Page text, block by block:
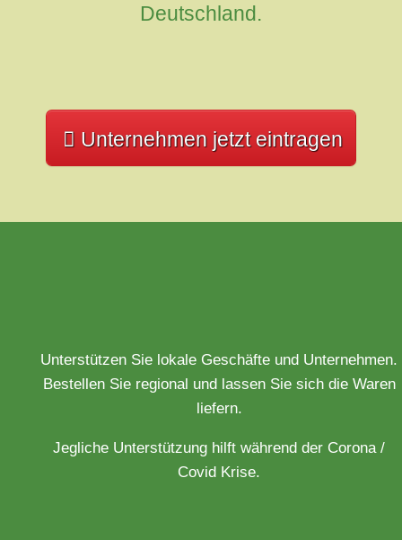
Deutschland.
Unternehmen jetzt eintragen
Unterstützen Sie lokale Geschäfte und Unternehmen.
Bestellen Sie regional und lassen Sie sich die Waren
liefern.
Jegliche Unterstützung hilft während der Corona /
Covid Krise.